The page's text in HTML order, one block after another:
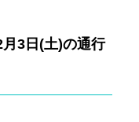
3日(土)の通行